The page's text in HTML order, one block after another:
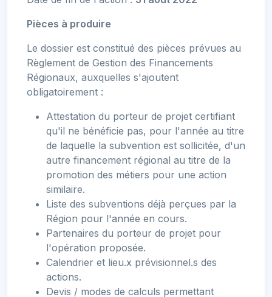
Pièces à produire
Le dossier est constitué des pièces prévues au
Règlement de Gestion des Financements
Régionaux, auxquelles s'ajoutent
obligatoirement :
Attestation du porteur de projet certifiant
qu'il ne bénéficie pas, pour l'année au titre
de laquelle la subvention est sollicitée, d'un
autre financement régional au titre de la
promotion des métiers pour une action
similaire.
Liste des subventions déjà perçues par la
Région pour l'année en cours.
Partenaires du porteur de projet pour
l'opération proposée.
Calendrier et lieu.x prévisionnel.s des
actions.
Devis / modes de calculs permettant